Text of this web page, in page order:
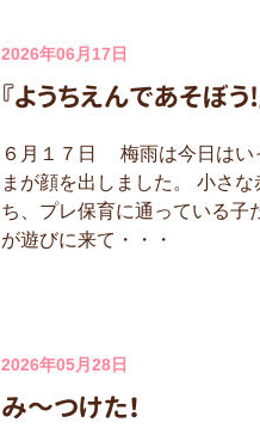
2026年06月17日
『ようちえんであそぼう!
６月１７日 梅雨は今日はい
まが顔を出しました。 小さ
ち、プレ保育に通っている子
が遊びに来て・・・
2026年05月28日
み～つけた！